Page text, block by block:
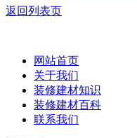
返回列表页
网站首页
关于我们
装修建材知识
装修建材百科
联系我们